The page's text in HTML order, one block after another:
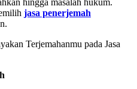
jasa penerjemah